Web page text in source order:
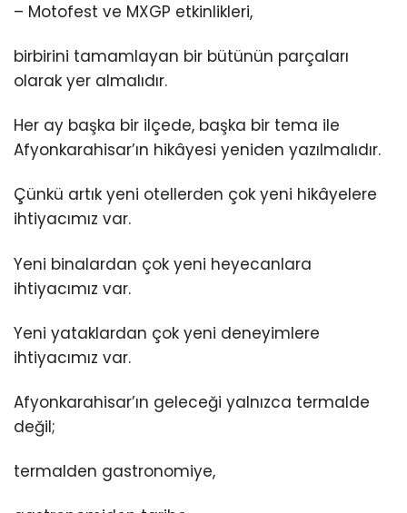
– Motofest ve MXGP etkinlikleri,
birbirini tamamlayan bir bütünün parçaları
olarak yer almalıdır.
Her ay başka bir ilçede, başka bir tema ile
Afyonkarahisar’ın hikâyesi yeniden yazılmalıdır.
Çünkü artık yeni otellerden çok yeni hikâyelere
ihtiyacımız var.
Yeni binalardan çok yeni heyecanlara
ihtiyacımız var.
Yeni yataklardan çok yeni deneyimlere
ihtiyacımız var.
Afyonkarahisar’ın geleceği yalnızca termalde
değil;
termalden gastronomiye,